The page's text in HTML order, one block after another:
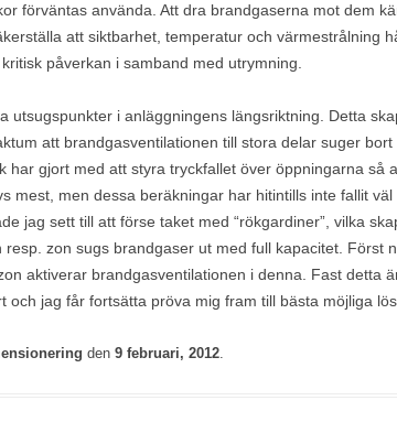
förväntas använda. Att dra brandgaserna mot dem
att siktbarhet, temperatur och värmestrålning
påverkan i samband med utrymning.
utsugspunkter i anläggningens längsriktning. Detta
att brandgasventilationen till stora delar suger bort
har gjort med att styra tryckfallet över öppningarna så
mest, men dessa beräkningar har hitintills inte fallit väl
jag sett till att förse taket med “rökgardiner”, vilka
zon sugs brandgaser ut med full kapacitet. Först
aktiverar brandgasventilationen i denna. Fast detta
jag får fortsätta pröva mig fram till bästa möjliga
den 9 februari, 2012.